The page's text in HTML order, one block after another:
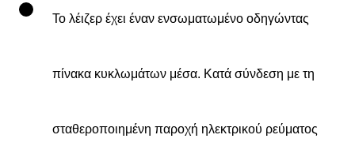
Το λέιζερ έχει έναν ενσωματωμένο οδηγώντας
πίνακα κυκλωμάτων μέσα. Κατά σύνδεση με τη
σταθεροποιημένη παροχή ηλεκτρικού ρεύματος